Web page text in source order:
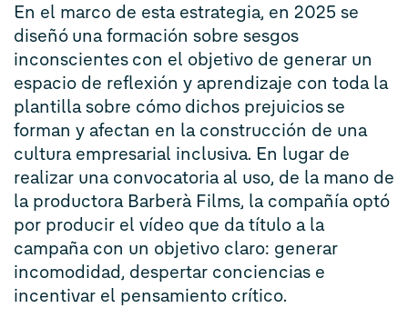
En el marco de esta estrategia, en 2025 se
diseñó una formación sobre sesgos
inconscientes con el objetivo de generar un
espacio de reflexión y aprendizaje con toda la
plantilla sobre cómo dichos prejuicios se
forman y afectan en la construcción de una
cultura empresarial inclusiva. En lugar de
realizar una convocatoria al uso, de la mano de
la productora Barberà Films, la compañía optó
por producir el vídeo que da título a la
campaña con un objetivo claro: generar
incomodidad, despertar conciencias e
incentivar el pensamiento crítico.